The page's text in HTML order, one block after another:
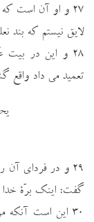
۲۷ و او آن است
لايق نيستم كه بند
۲۸ و اين در
تعميد مي داد واقع
۲۹ و در فرداي
گفت: اينك برّة خدا
۳۰ اين است